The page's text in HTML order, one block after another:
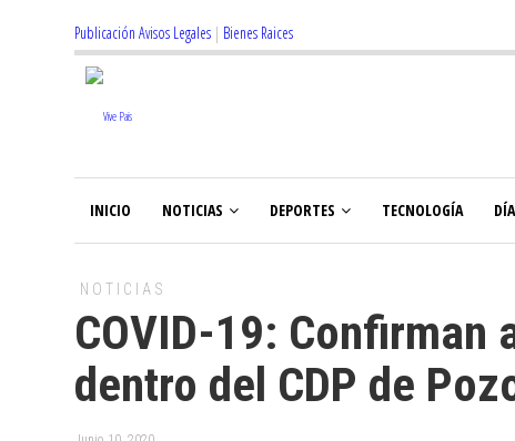
Publicación Avisos Legales | Bienes Raices
INICIO NOTICIAS DEPORTES TECNOLOGÍA
NOTICIAS
COVID-19: Confirman
dentro del CDP de